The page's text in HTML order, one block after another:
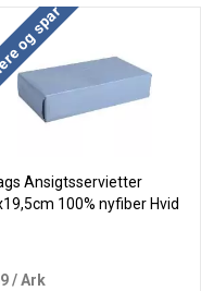
og spar
Ansigtsservietter
100% nyfiber Hvid
/ Ark